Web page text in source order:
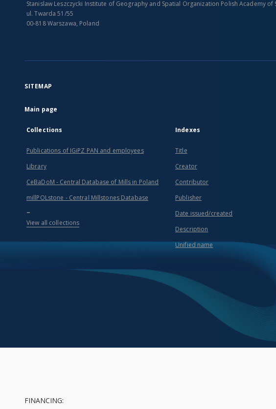
Stanislaw Leszczycki Institute of Geography and Spatial Organization Polish Academy of
ul. Twarda 51/55
00-818 Warszawa, Poland
SITEMAP
Main page
Collections
Publications of IGiPZ PAN and employees
Library
CeBaDoM - Central Database of Mills in Poland
millPOLstone - Central Millstones Database
...
View all collections
Indexes
Title
Creator
Contributor
Publisher
Date issued/created
Description
Unified name
FINANCING: